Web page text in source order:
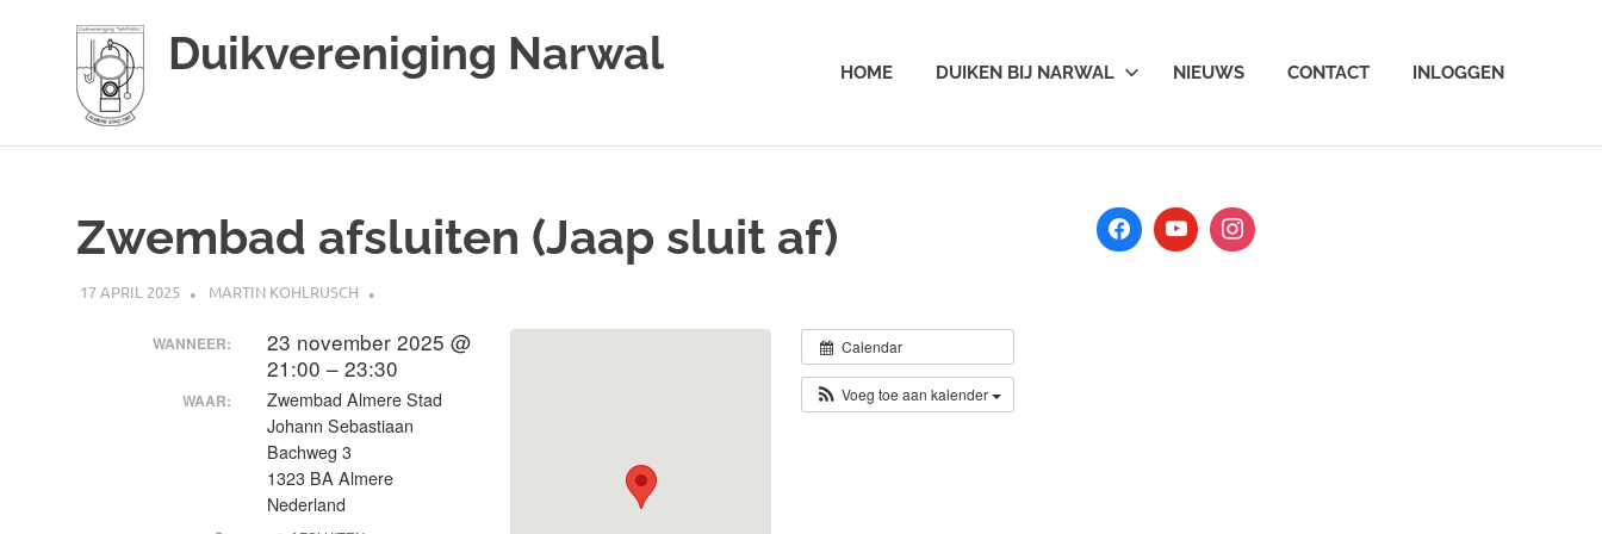
Duikvereniging Narwal HOME DUIKEN BIJ NARWAL NIEUWS CONTACT INLOGGEN
Zwembad afsluiten (Jaap sluit af)
17 APRIL 2025 MARTIN KOHLRUSCH
Calendar
Voeg toe aan kalender
WANNEER:
23 november 2025 @
21:00 – 23:30
WAAR:
Zwembad Almere Stad
Johann Sebastiaan
Bachweg 3
1323 BA Almere
Nederland